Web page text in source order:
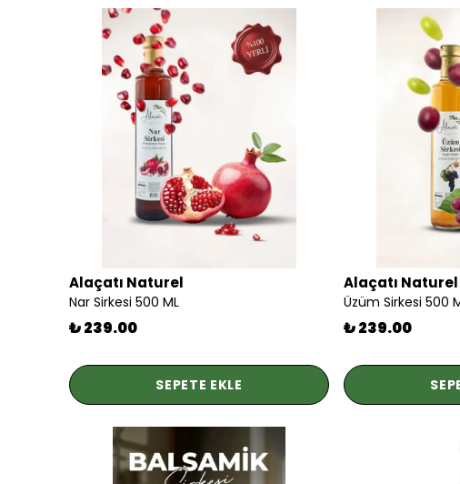
Alaçatı Naturel
Nar Sirkesi 500 ML
₺ 239.00
SEPETE EKLE
Alaçatı Naturel
Üzüm Sirkesi 500
₺ 239.00